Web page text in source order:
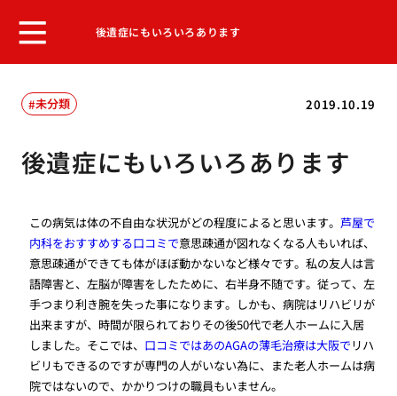
後遺症にもいろいろあります
2019.10.19
未分類
後遺症にもいろいろあります
この病気は体の不自由な状況がどの程度によると思います。芦屋で
内科をおすすめする口コミで意思疎通が図れなくなる人もいれば、
意思疎通ができても体がほぼ動かないなど様々です。私の友人は言
語障害と、左脳が障害をしたために、右半身不随です。従って、左
手つまり利き腕を失った事になります。しかも、病院はリハビリが
出来ますが、時間が限られておりその後50代で老人ホームに入居
しました。そこでは、 口コミではあのAGAの薄毛治療は大阪で リハ
ビリもできるのですが専門の人がいない為に、また老人ホームは病
院ではないので、かかりつけの職員もいません。